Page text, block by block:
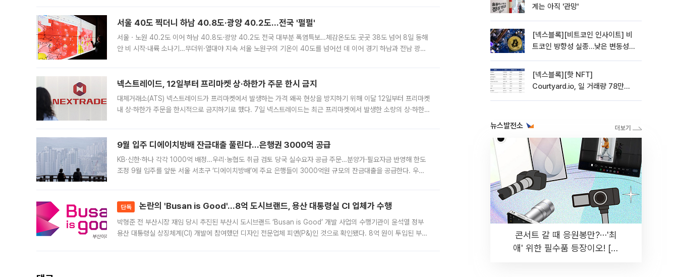
서울 40도 찍더니 하남 40.8도·광양 40.2도…전국 '펄펄'
서울ㆍ노원 40.2도 이어 하남 40.8도·광양 40.2도 전국 대부분 폭염특보…체감온도도 곳곳 38도 넘어 8일 동해
안 비 시작·내륙 소나기…무더위·열대야 지속 서울 노원구의 기온이 40도를 넘어선 데 이어 경기 하남과 전남 광양
넥스트레이드, 12일부터 프리마켓 상·하한가 주문 한시 금지
대체거래소(ATS) 넥스트레이드가 프리마켓에서 발생하는 가격 왜곡 현상을 방지하기 위해 이달 12일부터 프리마켓
내 상·하한가 주문을 한시적으로 금지하기로 했다. 7일 넥스트레이드는 최근 프리마켓에서 발생한 소량의 상·하한
9월 입주 디에이치방배 잔금대출 풀린다…은행권 3000억 공급
KB·신한·하나 각각 1000억 배정…우리·농협도 취급 검토 당국 실수요자 공급 주문…분양가·필요자금 반영해 한도
조정 9월 입주를 앞둔 서울 서초구 ‘디에이치방배’에 주요 은행들이 3000억원 규모의 잔금대출을 공급한다. 우리
단독 논란의 'Busan is Good'…8억 도시브랜드, 용산 대통령실 CI 업체가 수행
박형준 전 부산시장 재임 당시 추진된 부산시 도시브랜드 ‘Busan is Good’ 개발 사업의 수행기관이 윤석열 정부
용산 대통령실 상징체계(CI) 개발에 참여했던 디자인 전문업체 피앤(P&)인 것으로 확인됐다. 8억 원이 투입된 부산
계는 아직 '관망'
[넥스블록][비트코인 인사이트] 비
트코인 방향성 실종…낮은 변동성에
[넥스블록][핫 NFT]
Courtyard.io, 일 거래량 78만
뉴스발전소
콘서트 갈 때 응원봉만?⋯'최
애' 위한 필수품 등장이오! [솔